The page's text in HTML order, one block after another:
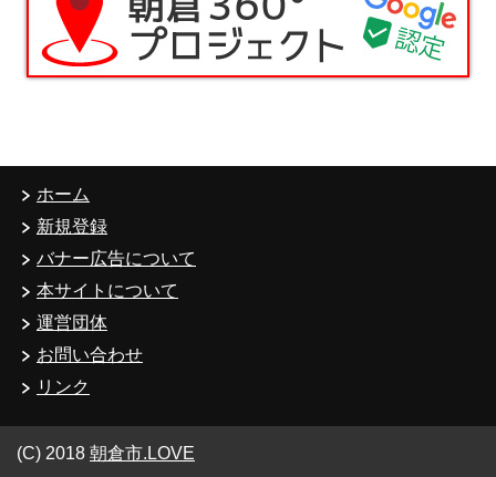
ホーム
新規登録
バナー広告について
本サイトについて
運営団体
お問い合わせ
リンク
(C) 2018 朝倉市.LOVE